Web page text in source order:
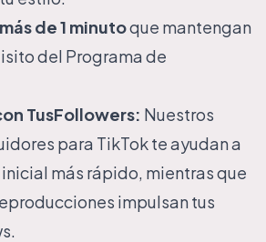
de 1 minutoque mantengan
del Programa de
TusFollowers: Nuestros
para TikTokte ayudan a
más rápido, mientras que
impulsan tus